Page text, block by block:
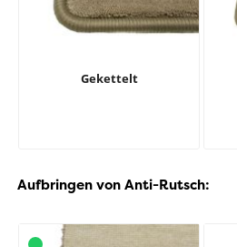
Gekettelt
Aufbringen von Anti-Rutsch: